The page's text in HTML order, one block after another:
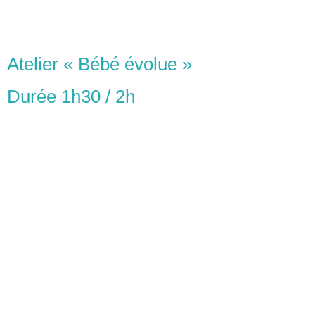
Atelier « Bébé évolue »
Durée 1h30 / 2h